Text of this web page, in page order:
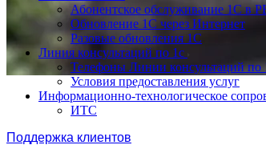
Абонентское обслуживание 1С в
Обновление 1С через Интернет
Разовые обновления 1С
Линия консультаций по 1с
Телефоны Линии консультаций по
Условия предоставления услуг
Информационно-технологическое
ИТС
Поддержка клиентов